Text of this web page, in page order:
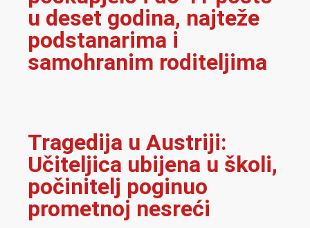
u deset godina, najteže
podstanarima i
samohranim roditeljima
Tragedija u Austriji:
Učiteljica ubijena u školi,
počinitelj poginuo
prometnoj nesreći